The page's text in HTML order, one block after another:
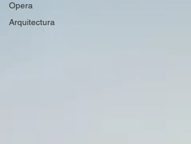
Opera
Arquitectura